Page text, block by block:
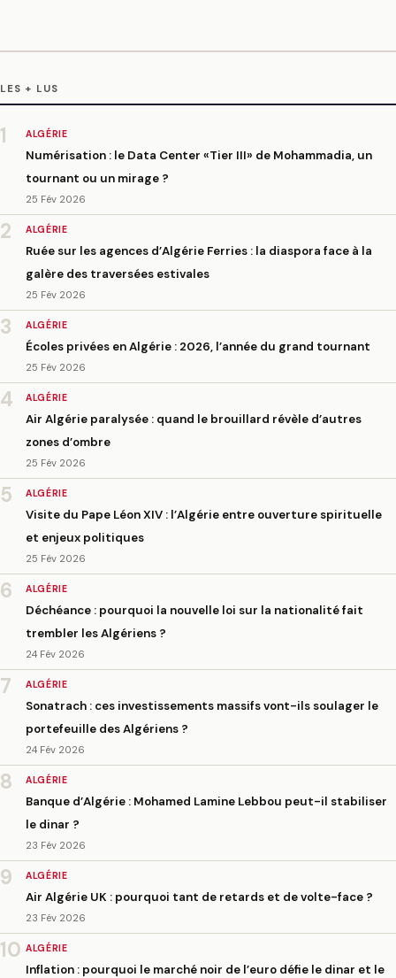
LES + LUS
1 ALGÉRIE
Numérisation : le Data Center «Tier III» de Mohammadia, un
tournant ou un mirage ?
25 Fév 2026
2 ALGÉRIE
Ruée sur les agences d’Algérie Ferries : la diaspora face à la
galère des traversées estivales
25 Fév 2026
3 ALGÉRIE
Écoles privées en Algérie : 2026, l’année du grand tournant
25 Fév 2026
4 ALGÉRIE
Air Algérie paralysée : quand le brouillard révèle d’autres
zones d’ombre
25 Fév 2026
5 ALGÉRIE
Visite du Pape Léon XIV : l’Algérie entre ouverture spirituelle
et enjeux politiques
25 Fév 2026
6 ALGÉRIE
Déchéance : pourquoi la nouvelle loi sur la nationalité fait
trembler les Algériens ?
24 Fév 2026
7 ALGÉRIE
Sonatrach : ces investissements massifs vont-ils soulager le
portefeuille des Algériens ?
24 Fév 2026
8 ALGÉRIE
Banque d’Algérie : Mohamed Lamine Lebbou peut-il stabiliser
le dinar ?
23 Fév 2026
9 ALGÉRIE
Air Algérie UK : pourquoi tant de retards et de volte-face ?
23 Fév 2026
10 ALGÉRIE
Inflation : pourquoi le marché noir de l’euro défie le dinar et le